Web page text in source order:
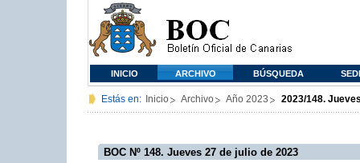
INICIO ARCHIVO BÚSQUEDA
Estás en: Inicio Archivo Año 2023 2023/148.
BOC Nº 148. Jueves 27 de julio de 2023